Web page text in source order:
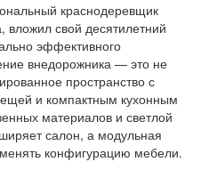
краснодеревщик
свой десятилетний
эффективного
внедорожника — это не
пространство с
и компактным кухонным
материалов и светлой
салон, а модульная
конфигурацию мебели.